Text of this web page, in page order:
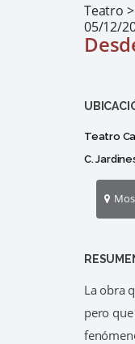
Teatro
05/12/
Teatro
C.
La obra
pero